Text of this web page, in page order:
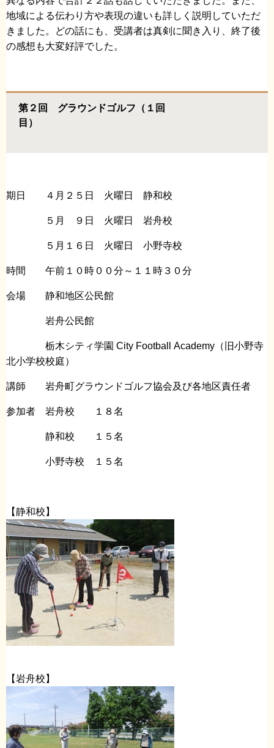
地域による伝わり方や表現の違いも詳しく説明していただ
きました。どの話にも、受講者は真剣に聞き入り、終了後
の感想も大変好評でした。
第２回 グラウンドゴルフ（１回
目）
期日 ４月２５日 火曜日 静和校
５月 ９日 火曜日 岩舟校
５月１６日 火曜日 小野寺校
時間 午前１０時００分～１１時３０分
会場 静和地区公民館
岩舟公民館
栃木シティ学園 City Football Academy（旧小野寺
北小学校校庭）
講師 岩舟町グラウンドゴルフ協会及び各地区責任者
参加者 岩舟校 １８名
静和校 １５名
小野寺校 １５名
【静和校】
【岩舟校】